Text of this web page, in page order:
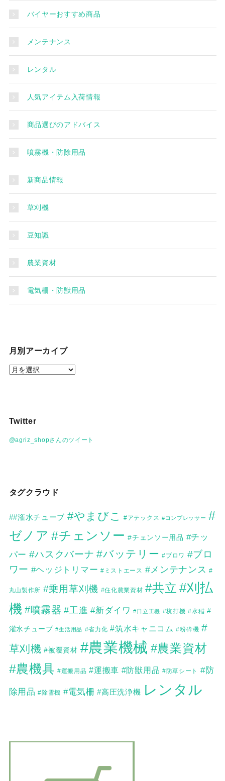
バイヤーおすすめ商品
メンテナンス
レンタル
人気アイテム入荷情報
商品選びのアドバイス
噴霧機・防除用品
新商品情報
草刈機
豆知識
農業資材
電気柵・防獣用品
月別アーカイブ
月
イ
Twitter
@agriz_shopさんのツイート
タグクラウド
##潅水チューブ #やまびこ #アテックス #コンプレッサー #
ゼノア #チェンソー #チェンソー用品 #チッ
パー #ハスクバーナ #バッテリー #ブロワ #ブロ
ワー #ヘッジトリマー #ミストエース #メンテナンス #
丸山製作所 #乗用草刈機 #住化農業資材 #共立 #刈払
機 #噴霧器 #工進 #新ダイワ #日立工機 #杭打機 #水稲 #
灌水チューブ #生活用品 #省力化 #筑水キャニコム #粉砕機 #
草刈機 #被覆資材 #農業機械 #農業資材
#農機具 #運搬用品 #運搬車 #防獣用品 #防草シート #防
除用品 #除雪機 #電気柵 #高圧洗浄機 レンタル